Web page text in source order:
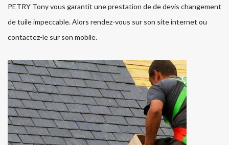
PETRY Tony vous garantit une prestation de de devis changement
de tuile impeccable. Alors rendez-vous sur son site internet ou
contactez-le sur son mobile.